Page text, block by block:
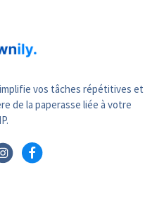
vos tâches répétitives et
de la paperasse liée à votre